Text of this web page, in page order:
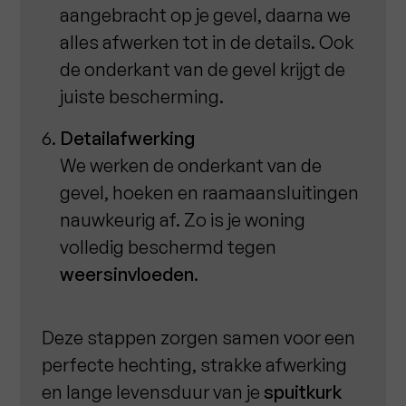
aangebracht op je gevel, daarna we
alles afwerken tot in de details. Ook
de onderkant van de gevel krijgt de
juiste bescherming.
Detailafwerking
We werken de onderkant van de
gevel, hoeken en raamaansluitingen
nauwkeurig af. Zo is je woning
volledig beschermd tegen
weersinvloeden.
Deze stappen zorgen samen voor een
perfecte hechting, strakke afwerking
en lange levensduur van je spuitkurk